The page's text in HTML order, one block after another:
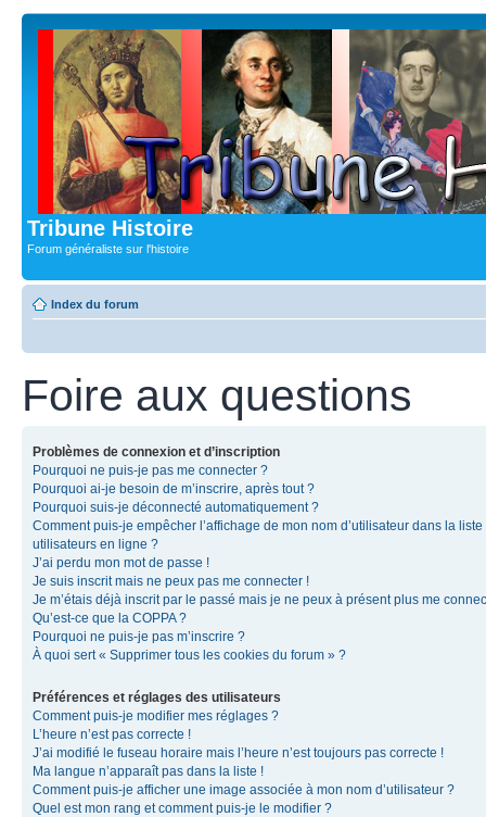
Tribune Histoire
Forum généraliste sur l'histoire
Index du forum
Foire aux questions
Problèmes de connexion et d’inscription
Pourquoi ne puis-je pas me connecter ?
Pourquoi ai-je besoin de m’inscrire, après tout ?
Pourquoi suis-je déconnecté automatiquement ?
Comment puis-je empêcher l’affichage de mon nom d’utilisateur dans la liste
utilisateurs en ligne ?
J’ai perdu mon mot de passe !
Je suis inscrit mais ne peux pas me connecter !
Je m’étais déjà inscrit par le passé mais je ne peux à présent plus me
Qu’est-ce que la COPPA ?
Pourquoi ne puis-je pas m’inscrire ?
À quoi sert « Supprimer tous les cookies du forum » ?
Préférences et réglages des utilisateurs
Comment puis-je modifier mes réglages ?
L’heure n’est pas correcte !
J’ai modifié le fuseau horaire mais l’heure n’est toujours pas correcte !
Ma langue n’apparaît pas dans la liste !
Comment puis-je afficher une image associée à mon nom d’utilisateur ?
Quel est mon rang et comment puis-je le modifier ?